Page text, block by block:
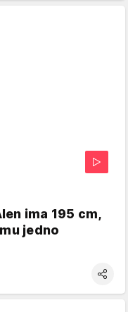
ima 195 cm,
jedno